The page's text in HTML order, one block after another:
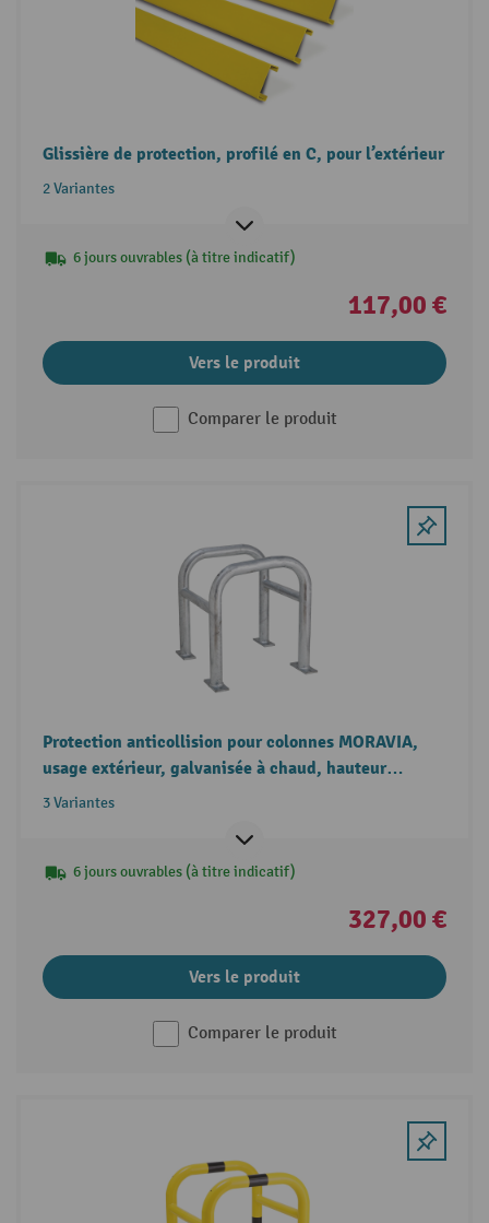
Glissière de protection, profilé en C, pour l’extérieur
2 Variantes
6 jours ouvrables (à titre indicatif)
117,00 €
Vers le produit
Comparer le produit
Protection anticollision pour colonnes MORAVIA,
usage extérieur, galvanisée à chaud, hauteur
600 mm, pour dimensions de colonnes (l x P) jusqu'à
3 Variantes
6 jours ouvrables (à titre indicatif)
327,00 €
Vers le produit
Comparer le produit